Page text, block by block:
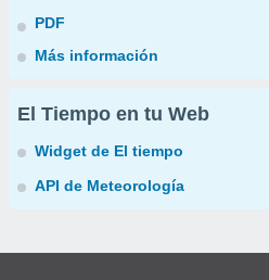
PDF
Más información
El Tiempo en tu Web
Widget de El tiempo
API de Meteorología